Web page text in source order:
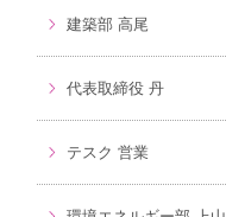
建築部 高尾
代表取締役 丹
テスク 営業